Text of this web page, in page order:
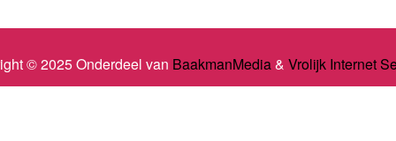
© 2025 Onderdeel van BaakmanMedia& Vrolijk Internet